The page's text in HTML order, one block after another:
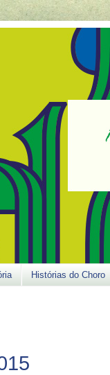
Histórias do Choro